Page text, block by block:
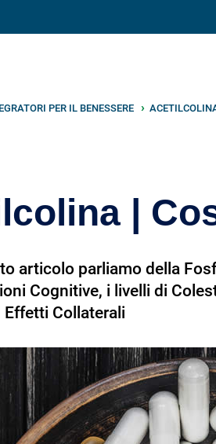
PER IL BENESSERE
|
articolo parliamo della
Cognitive, i livelli di
Effetti Collaterali